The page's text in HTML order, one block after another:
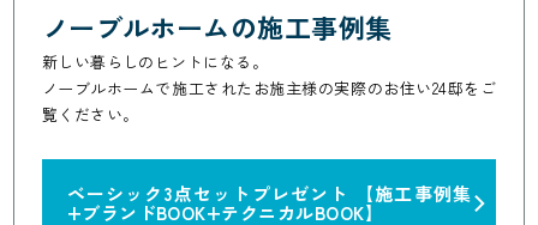
ノーブルホームの施工事例集
新しい暮らしのヒントになる。
ノーブルホームで施工されたお施主様の実際のお住い24邸をご
覧ください。
ベーシック3点セットプレゼント 【施工事例集
+ブランドBOOK+テクニカルBOOK】